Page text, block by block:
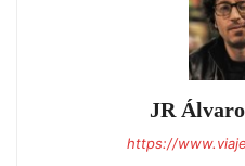
JR
https://